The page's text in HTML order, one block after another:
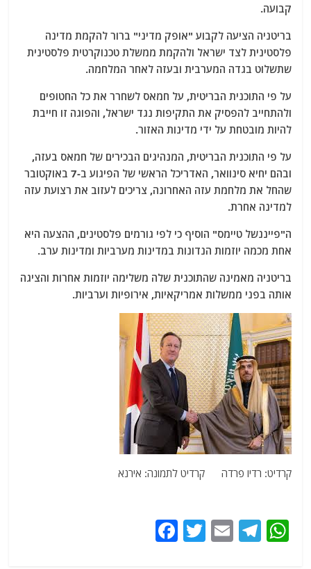
קבועה.
בריטניה הציעה לקבוע "אופק מדיני" ברור להקמת מדינה
פלסטינית לצד ישראל ולהקמת ממשלת טכנוקרטית פלסטינית
שתשלוט בגדה המערבית ובעזה לאחר המלחמה.
על פי התוכנית הבריטית, על חמאס לשחרר את כל החטופים
ולהתחייב להפסיק את התקיפות נגד ישראל, והפוגה זו חייבת
להיות מובטחת על ידי מדינות האזור.
על פי התוכנית הבריטית, המנהיגים הבכירים של חמאס בעזה,
ובהם יחיא סינוואר, האדריכל הראשי של הפיגוע ב-7 באוקטובר
שהחל את מלחמת עזה האחרונה, צריכים לעזוב את רצועת עזה
למדינה אחרת.
ה"פייננשל טיימס" הוסיף כי לפי גורמים פלסטינים, ההצעה היא
אחת מכמה יוזמות הנדונות במדינות מערביות ומדינות ערב.
בריטניה מאמינה שהתוכנית שלה משלימה יוזמות אחרות והציגה
אותה בפני ממשלות אמריקאיות, אירופיות וערביות.
קרדיט: רדיו פרדה קרדיט לתמונה: אירנא
W
T
E
T